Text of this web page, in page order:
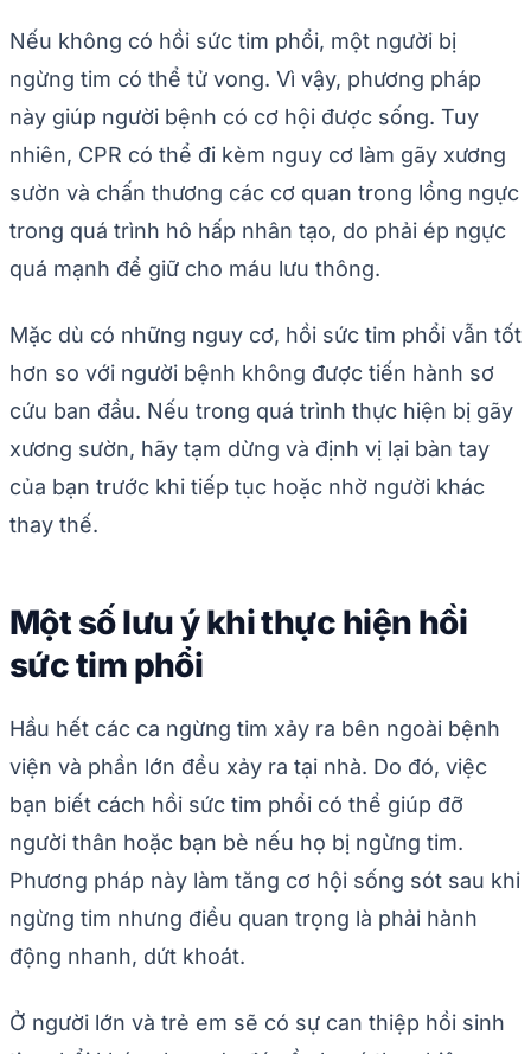
Nếu không có hồi sức tim phổi, một người bị
ngừng tim có thể tử vong. Vì vậy, phương pháp
này giúp người bệnh có cơ hội được sống. Tuy
nhiên, CPR có thể đi kèm nguy cơ làm gãy xương
sườn và chấn thương các cơ quan trong lồng ngực
trong quá trình hô hấp nhân tạo, do phải ép ngực
quá mạnh để giữ cho máu lưu thông.
Mặc dù có những nguy cơ, hồi sức tim phổi vẫn tốt
hơn so với người bệnh không được tiến hành sơ
cứu ban đầu. Nếu trong quá trình thực hiện bị gãy
xương sườn, hãy tạm dừng và định vị lại bàn tay
của bạn trước khi tiếp tục hoặc nhờ người khác
thay thế.
Một số lưu ý khi thực hiện hồi
sức tim phổi
Hầu hết các ca ngừng tim xảy ra bên ngoài bệnh
viện và phần lớn đều xảy ra tại nhà. Do đó, việc
bạn biết cách hồi sức tim phổi có thể giúp đỡ
người thân hoặc bạn bè nếu họ bị ngừng tim.
Phương pháp này làm tăng cơ hội sống sót sau khi
ngừng tim nhưng điều quan trọng là phải hành
động nhanh, dứt khoát.
Ở người lớn và trẻ em sẽ có sự can thiệp hồi sinh